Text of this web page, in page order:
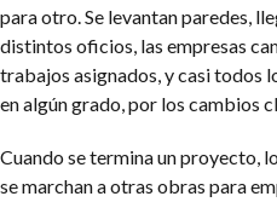
para otro. Se levantan paredes,
distintos oficios, las empresas
trabajos asignados, y casi todos
en algún grado, por los cambios
Cuando se termina un proyecto,
se marchan a otras obras para